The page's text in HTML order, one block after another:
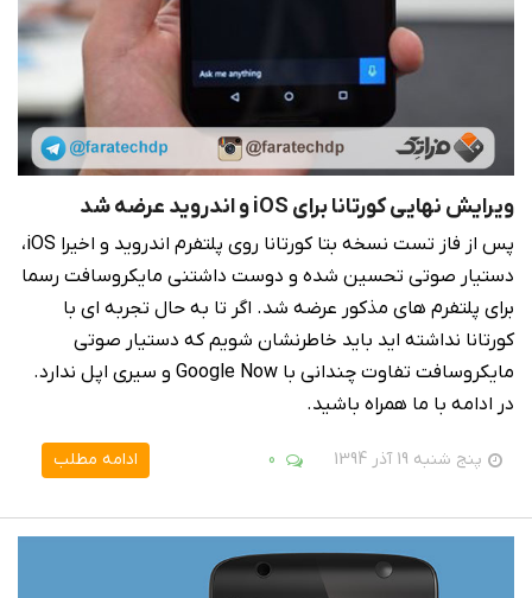
ویرایش نهایی کورتانا برای iOS و اندروید عرضه شد
پس از فاز تست نسخه بتا کورتانا روی پلتفرم اندروید و اخیرا iOS،
دستیار صوتی تحسین شده و دوست داشتنی مایکروسافت رسما
برای پلتفرم های مذکور عرضه شد. اگر تا به حال تجربه ای با
کورتانا نداشته اید باید خاطرنشان شویم که دستیار صوتی
مایکروسافت تفاوت چندانی با Google Now و سیری اپل ندارد.
در ادامه با ما همراه باشید.
پنج شنبه 19 آذر 1394 0 ادامه مطلب